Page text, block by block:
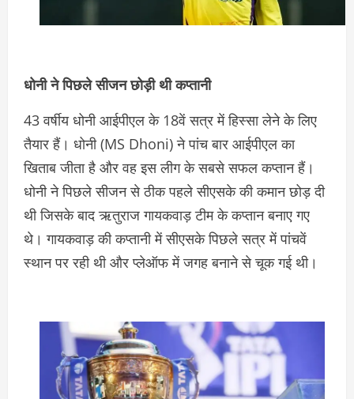
धोनी ने पिछले सीजन छोड़ी थी कप्तानी
43 वर्षीय धोनी आईपीएल के 18वें सत्र में हिस्सा लेने के लिए
तैयार हैं। धोनी (MS Dhoni) ने पांच बार आईपीएल का
खिताब जीता है और वह इस लीग के सबसे सफल कप्तान हैं।
धोनी ने पिछले सीजन से ठीक पहले सीएसके की कमान छोड़ दी
थी जिसके बाद ऋतुराज गायकवाड़ टीम के कप्तान बनाए गए
थे। गायकवाड़ की कप्तानी में सीएसके पिछले सत्र में पांचवें
स्थान पर रही थी और प्लेऑफ में जगह बनाने से चूक गई थी।